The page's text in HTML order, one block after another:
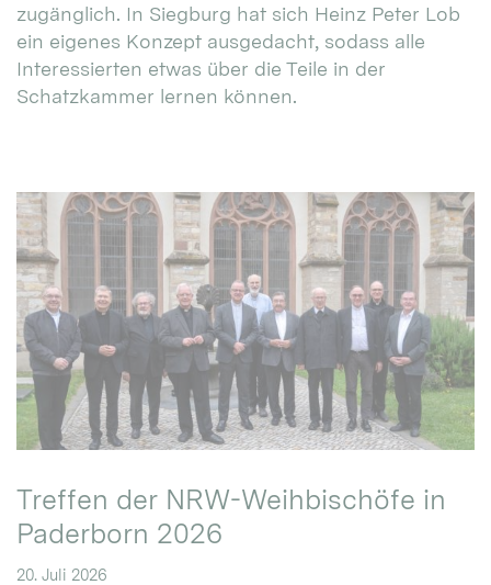
zugänglich. In Siegburg hat sich Heinz Peter Lob
ein eigenes Konzept ausgedacht, sodass alle
Interessierten etwas über die Teile in der
Schatzkammer lernen können.
Treffen der NRW-Weihbischöfe in
Paderborn 2026
20. Juli 2026